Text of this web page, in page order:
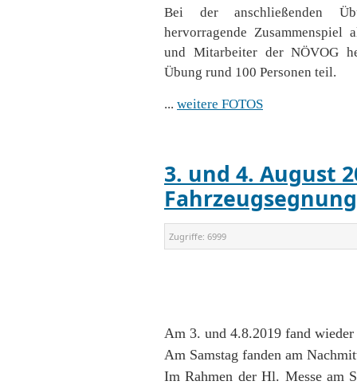
Bei der anschließenden
hervorragende
und Mitarbeiter der NÖVOG
Übung rund 100 Personen teil.
... weitere FOTOS
3. und 4. August
Fahrzeugsegnung
Zugriffe: 6999
Am 3. und 4.8.2019 fand
Am Samstag fanden am
Im Rahmen der Hl. Messe am